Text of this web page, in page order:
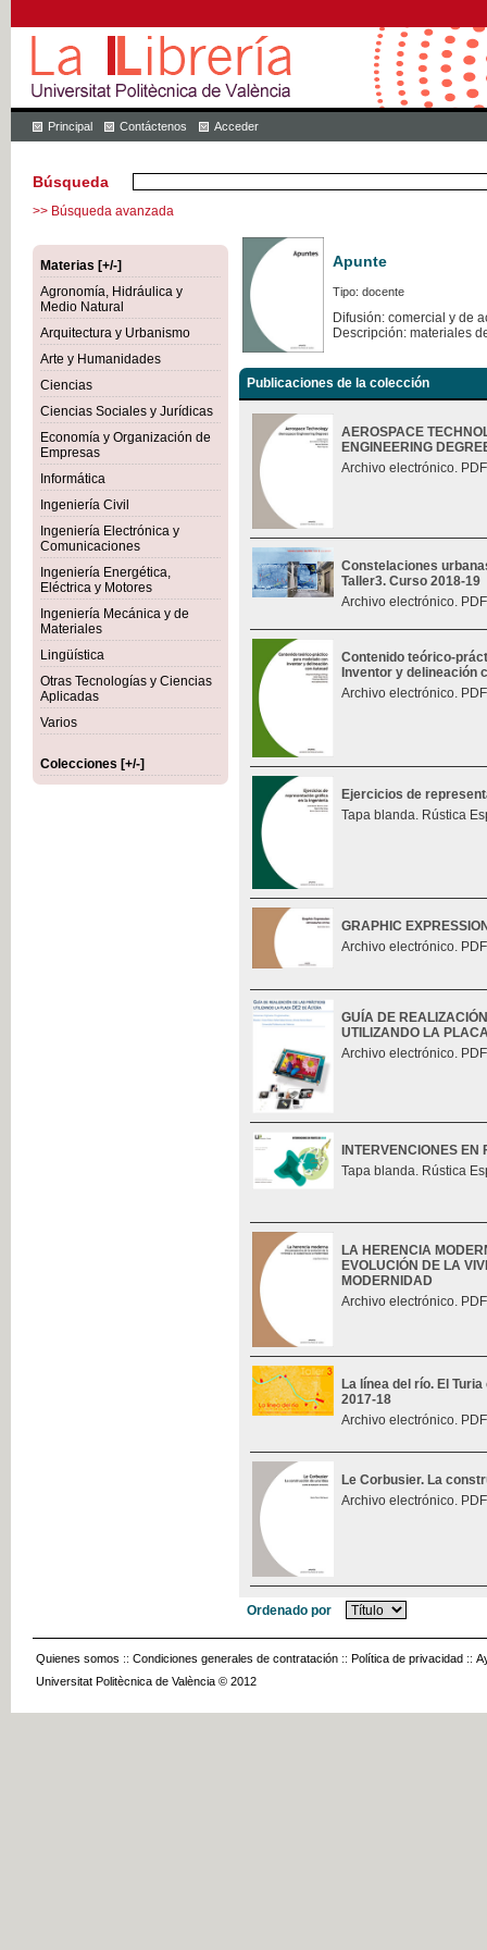
Principal Contáctenos Acceder
Búsqueda
>> Búsqueda avanzada
Materias [+/-]
Agronomía, Hidráulica y
Medio Natural
Arquitectura y Urbanismo
Arte y Humanidades
Ciencias
Ciencias Sociales y Jurídicas
Economía y Organización de
Empresas
Informática
Ingeniería Civil
Ingeniería Electrónica y
Comunicaciones
Ingeniería Energética,
Eléctrica y Motores
Ingeniería Mecánica y de
Materiales
Lingüística
Otras Tecnologías y Ciencias
Aplicadas
Varios
Colecciones [+/-]
Apunte
Tipo: docente
Difusión: comercial y de
Descripción: materiales
Publicaciones de la colección
AEROSPACE
ENGINEERING
Archivo electrónico.
Constelaciones
Taller3. Curso 2018-19
Archivo electrónico.
Contenido teórico-
Inventor y delineación
Archivo electrónico.
Ejercicios de
Tapa blanda. Rústica
GRAPHIC
Archivo electrónico.
GUÍA DE
UTILIZANDO LA
Archivo electrónico.
INTERVENCIONES
Tapa blanda. Rústica
LA HERENCIA
EVOLUCIÓN DE LA
MODERNIDAD
Archivo electrónico.
La línea del río. El
2017-18
Archivo electrónico.
Le Corbusier. La
Archivo electrónico.
Ordenado por
Quienes somos :: Condiciones generales de contratación :: Política de privacidad ::
Universitat Politècnica de València © 2012